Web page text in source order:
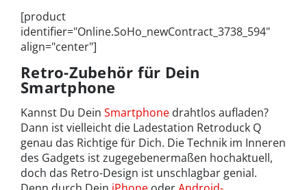
[product
identifier="Online.SoHo_newContract_3738_594"
align="center"]
Retro-Zubehör für Dein
Smartphone
Kannst Du Dein Smartphone drahtlos aufladen?
Dann ist vielleicht die Ladestation Retroduck Q
genau das Richtige für Dich. Die Technik im Inneren
des Gadgets ist zugegebenermaßen hochaktuell,
doch das Retro-Design ist unschlagbar genial.